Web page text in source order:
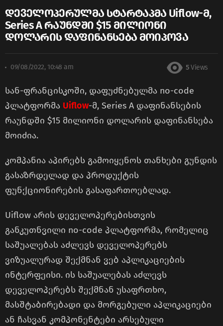
დეველოპერულმა სტარტაპმა Uiflow-მ,
Series A რაუნდში $15 მილიონი
დოლარის დაფინანსება მოიპოვა
09/08/2022, 10:48 am 5 Views
სან-ფრანცისკოში, დაფუძნებულმა no-code
პლატფორმა Uiflow-მ, Series A დაფინანსების
რაუნდში $15 მილიონი დოლარის დაფინანსება
მოიძია.
კომპანია აპირებს გამოიყენოს თანხები გუნდის
გასაზრდელად და პროდუქტის
ფუნქციონირების გასაფართოებლად.
Uiflow არის დეველოპერებისთვის
განკუთნვილი no-code პლატფორმა, რომელიც
საშუალებას აძლევს დეველოპერებს
ვიზუალურად შექმნან ვებ აპლიკაციების
ინტერფეისი. ის საშუალებას აძლევს
დეველოპერებს შექმნან უსაფრთხო,
მასშტაბირებადი და მორგებული აპლიკაციები
ან ჩასვან კომპონენტები არსებული